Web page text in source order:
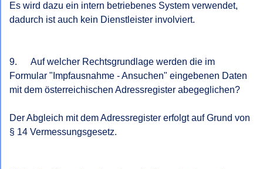
Es wird dazu ein intern betriebenes System verwendet,
dadurch ist auch kein Dienstleister involviert.
9.      Auf welcher Rechtsgrundlage werden die im
Formular "Impfausnahme - Ansuchen" eingebenen Daten
mit dem österreichischen Adressregister abegeglichen?
Der Abgleich mit dem Adressregister erfolgt auf Grund von
§ 14 Vermessungsgesetz.